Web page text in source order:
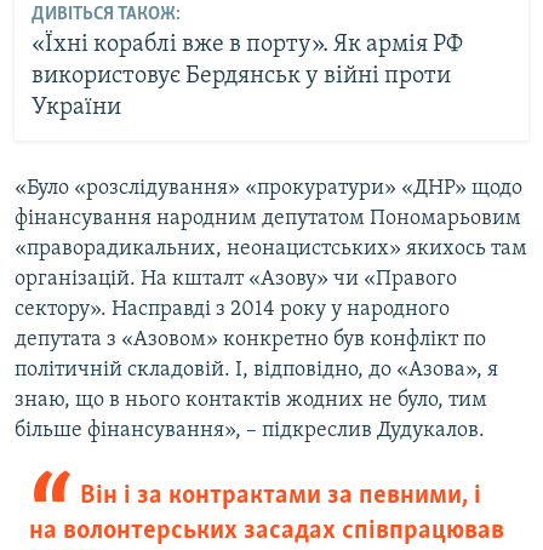
ДИВІТЬСЯ ТАКОЖ:
«Їхні кораблі вже в порту»‎. Як армія РФ
використовує Бердянськ у війні проти
України
«Було «розслідування» «прокуратури» «ДНР» щодо
фінансування народним депутатом Пономарьовим
«праворадикальних, неонацистських» якихось там
організацій. На кшталт «Азову» чи «Правого
сектору». Насправді з 2014 року у народного
депутата з «Азовом» конкретно був конфлікт по
політичній складовій. І, відповідно, до «Азова», я
знаю, що в нього контактів жодних не було, тим
більше фінансування», – підкреслив Дудукалов.
Він і за контрактами за певними, і
на волонтерських засадах співпрацював